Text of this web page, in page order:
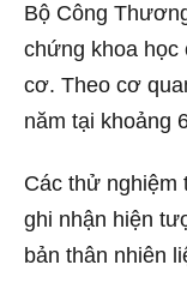
Bộ Công
chứng khoa học
cơ. Theo cơ
năm tại khoảng
Các thử nghiệm
ghi nhận hiện
bản thân nhiên